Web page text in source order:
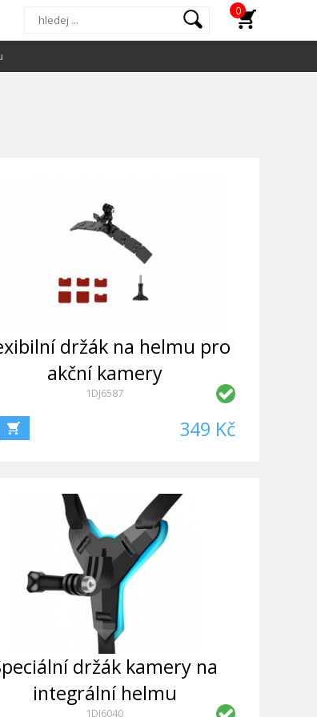
0
držák na helmu pro
akční kamery
1DJ6587
349 Kč
držák kamery na
integrální helmu
1DJ6040